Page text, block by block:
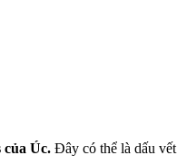
của Úc. Đây có thể là dấu